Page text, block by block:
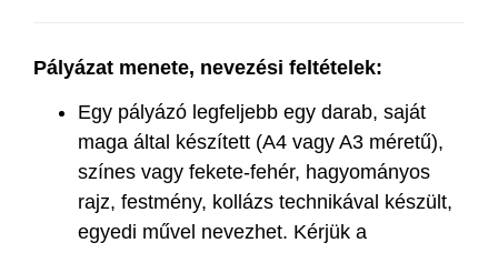
Pályázat menete, nevezési feltételek:
Egy pályázó legfeljebb egy darab, saját
maga által készített (A4 vagy A3 méretű),
színes vagy fekete-fehér, hagyományos
rajz, festmény, kollázs technikával készült,
egyedi művel nevezhet. Kérjük a